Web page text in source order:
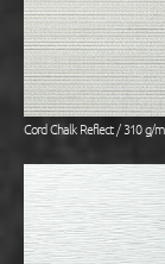
Cord Chalk Reflect / 310 g/